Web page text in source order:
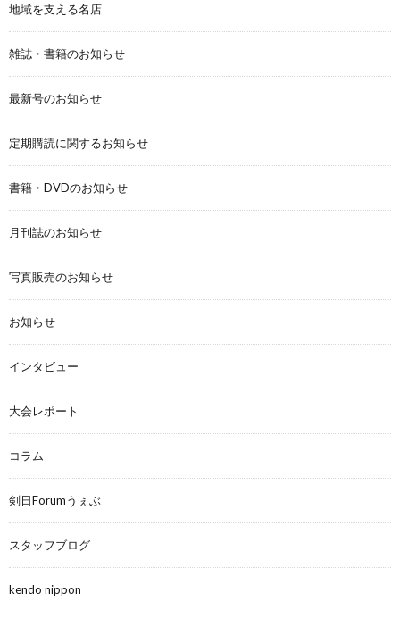
地域を支える名店
雑誌・書籍のお知らせ
最新号のお知らせ
定期購読に関するお知らせ
書籍・DVDのお知らせ
月刊誌のお知らせ
写真販売のお知らせ
お知らせ
インタビュー
大会レポート
コラム
剣日Forumうぇぶ
スタッフブログ
kendo nippon